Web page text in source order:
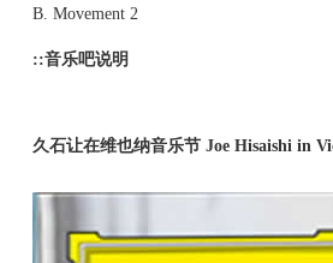
B. Movement 2
::音乐吧说明
久石让在维也纳音乐节 Joe Hisaishi in